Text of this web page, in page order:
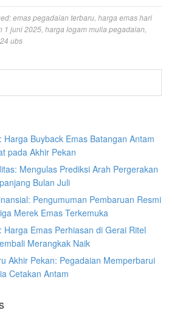
emas pegadaian terbaru harga emas hari
1 juni 2025 harga logam mulia pegadaian
ubs
Buyback Emas Batangan Antam
pada Akhir Pekan
Mengulas Prediksi Arah Pergerakan
Bulan Juli
Pengumuman Pembaruan Resmi
Merek Emas Terkemuka
Harga Emas Perhiasan di Gerai Ritel
Merangkak Naik
Akhir Pekan: Pegadaian Memperbarui
Cetakan Antam